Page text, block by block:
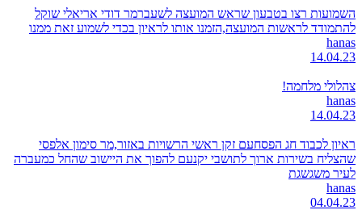
השמועות רצו בטבעון שראש המועצה לשעברמר דודי אריאלי שוקל
להתמודד לראשות המועצה,הזמנו אותו לראיון בכדי לשמוע זאת ממנו
hanas
14.04.23
צהלולי מלחמה!
hanas
14.04.23
ראיון לכבוד חג הפסחעם זקן ראשי הרשויות באזור,מר סימון אלפסי
שהצליח בשירות ארוך לתושבי יקנעם להפוך את היישוב שהחל כמעברה
לעיר משגשגת
hanas
04.04.23